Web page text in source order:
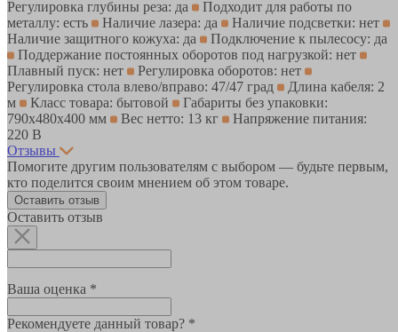
Регулировка глубины реза: да
Подходит для работы по
металлу: есть
Наличие лазера: да
Наличие подсветки: нет
Наличие защитного кожуха: да
Подключение к пылесосу: да
Поддержание постоянных оборотов под нагрузкой: нет
Плавный пуск: нет
Регулировка оборотов: нет
Регулировка стола влево/вправо: 47/47 град
Длина кабеля: 2
м
Класс товара: бытовой
Габариты без упаковки:
790x480x400 мм
Вес нетто: 13 кг
Напряжение питания:
220 В
Отзывы
Помогите другим пользователям с выбором — будьте первым,
кто поделится своим мнением об этом товаре.
Оставить отзыв
Оставить отзыв
Ваша оценка *
Рекомендуете данный товар? *